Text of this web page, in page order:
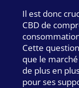
Il est donc
CBD de
Cette
que le
de plus en
pour ses